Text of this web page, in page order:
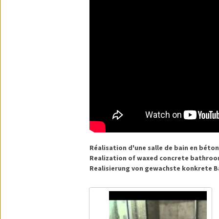
Réalisation d'une salle de bain en
Realization of waxed concrete
Realisierung von gewachste konkrete